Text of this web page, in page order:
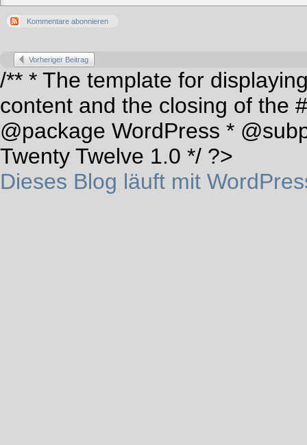
Kommentare abonnieren
Vorheriger Beitrag
/** * The template for
content and the closing of the
@package WordPress *
Twenty Twelve 1.0 */ ?>
Dieses Blog läuft mit